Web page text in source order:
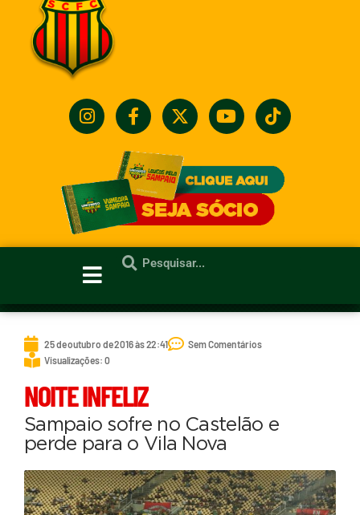
25 de outubro de 2016 às 22:41
Sem Comentários
Visualizações: 0
NOITE INFELIZ
Sampaio sofre no Castelão e
perde para o Vila Nova